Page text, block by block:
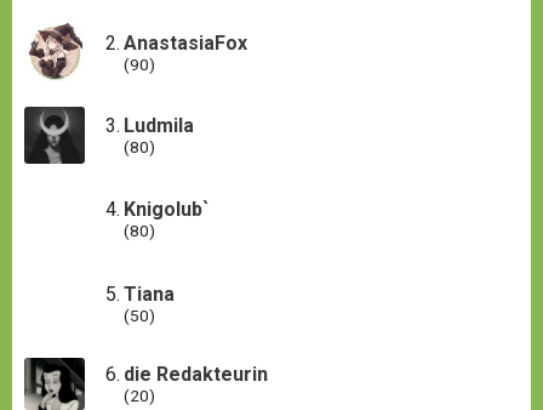
AnastasiaFox
(90)
Ludmila
(80)
Knigolub`
(80)
Tiana
(50)
die Redakteurin
(20)